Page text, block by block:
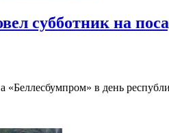
субботник на
«Беллесбумпром» в день